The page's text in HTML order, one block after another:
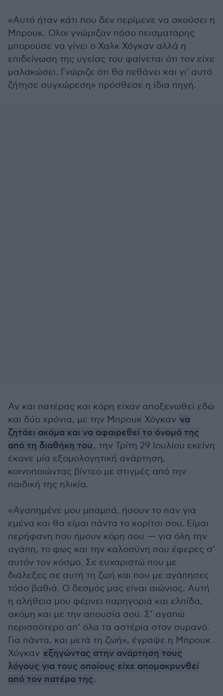
«Αυτό ήταν κάτι που δεν περίμενε να ακούσει η
Μπρουκ. Όλοι γνώριζαν πόσο πεισματάρης
μπορούσε να γίνει ο Χαλκ Χόγκαν αλλά η
επιδείνωση της υγείας του φαίνεται ότι τον είχε
μαλακώσει. Γνώριζε ότι θα πεθάνει και γι' αυτό
ζήτησε συγχώρεση» πρόσθεσε η ίδια πηγή.
Αν και πατέρας και κόρη είχαν αποξενωθεί εδώ
και δύο χρόνια, με την Μπρουκ Χόγκαν να
ζητάει ακόμα και να αφαιρεθεί το όνομά της
από τη διαθήκη του , την Τρίτη 29 Ιουλίου εκείνη
έκανε μία εξομολογητική ανάρτηση,
κοινοποιώντας βίντεο με στιγμές από την
παιδική της ηλικία.
«Αγαπημένε μου μπαμπά, ήσουν το παν για
εμένα και θα είμαι πάντα το κορίτσι σου. Είμαι
περήφανη που ήμουν κόρη σου — για όλη την
αγάπη, το φως και την καλοσύνη που έφερες σ’
αυτόν τον κόσμο. Σε ευχαριστώ που με
διάλεξες σε αυτή τη ζωή και που με αγάπησες
τόσο βαθιά. Ο δεσμός μας είναι αιώνιος. Αυτή
η αλήθεια μου φέρνει παρηγοριά και ελπίδα,
ακόμη και με την απουσία σου. Σ’ αγαπώ
περισσότερο απ’ όλα τα αστέρια στον ουρανό.
Για πάντα, και μετά τη ζωή», έγραψε η Μπρουκ
Χόγκαν εξηγώντας στην ανάρτηση τους
λόγους για τους οποίους είχε απομακρυνθεί
από τον πατέρα της.